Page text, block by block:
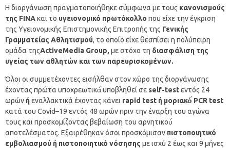
Η διοργάνωση πραγματοποιήθηκε σύμφωνα με τους κανονισμούς
της FINAκαι το υγειονομικό πρωτόκολλο που είχε την έγκριση
της Υγειονομικής Επιστημονικής Επιτροπής της Γενικής
Γραμματείας Αθλητισμού, το οποίο είχε θεσπίσει η πολύπειρη
ομάδα τηςActiveMedia Group, με στόχο τη διασφάλιση της
υγείας των αθλητών και των παρευρισκομένων.
Όλοι οι συμμετέχοντες εισήλθαν στον χώρο της διοργάνωσης
έχοντας πρώτα υποχρεωτικά́ υποβληθεί σε self-testεντός 24
ωρών ή εναλλακτικά έχοντας κάνει rapid test ή μοριακό́ PCR test
κατά του Covid–19 εντός 48 ωρών πριν την έναρξη του αγώνα
τους και προσκομίζοντας βεβαίωση του αρνητικού́
αποτελέσματος. Εξαιρέθηκαν όσοι προσκόμισαν πιστοποιητικό
εμβολιασμού ή πιστοποιητικό νόσησης με ισχύ 2 έως και 9 μήνες